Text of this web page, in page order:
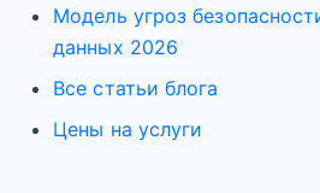
Модель угроз
данных 2026
Все статьи блога
Цены на услуги